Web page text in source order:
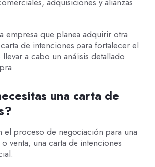
empresa que planea adquirir otra
de intenciones para fortalecer el
a cabo un análisis detallado
una carta de
el proceso de negociación para una
venta, una carta de intenciones